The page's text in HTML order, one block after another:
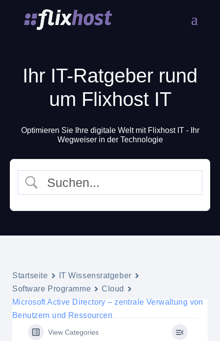
Ihr IT-Ratgeber rund
um Flixhost IT
Optimieren Sie Ihre digitale Welt mit Flixhost IT - Ihr
Wegweiser in der Technologie
Startseite
IT Wissensratgeber
Software Programme
Cloud
Microsoft Active Directory – zentrale Verwaltung von
Benutzern und Ressourcen
View Categories